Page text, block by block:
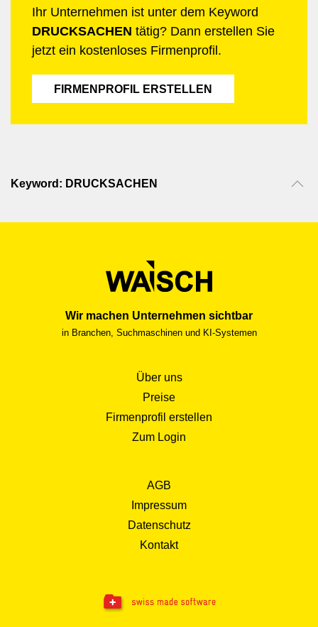
Ihr Unternehmen ist unter dem Keyword
DRUCKSACHEN tätig? Dann erstellen Sie
jetzt ein kostenloses Firmenprofil.
FIRMENPROFIL ERSTELLEN
Keyword: DRUCKSACHEN
Wir machen Unternehmen sichtbar
in Branchen, Suchmaschinen und KI-Systemen
Über uns
Preise
Firmenprofil erstellen
Zum Login
AGB
Impressum
Datenschutz
Kontakt